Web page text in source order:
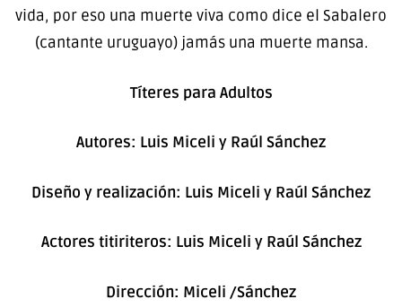
vida, por eso una muerte viva como dice el Sabalero
(cantante uruguayo) jamás una muerte mansa.
Títeres para Adultos
Autores: Luis Miceli y Raúl Sánchez
Diseño y realización: Luis Miceli y Raúl Sánchez
Actores titiriteros: Luis Miceli y Raúl Sánchez
Dirección: Miceli /Sánchez